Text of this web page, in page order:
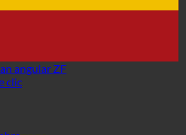
angular ZF
clic